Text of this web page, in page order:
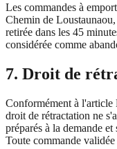
Les commandes à
Chemin de
retirée dans les 45
considérée comme
7. Droit de
Conformément à
droit de rétractation ne
préparés à la demande
Toute commande